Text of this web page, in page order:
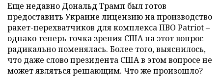
Еще недавно Дональд Трамп был готов
предоставить Украине лицензию на производство
ракет-перехватчиков для комплекса ПВО Patriot –
однако теперь точка зрения США на этот вопрос
радикально поменялась. Более того, выяснилось,
что даже слово президента США в этом вопросе не
может являться решающим. Что же произошло?